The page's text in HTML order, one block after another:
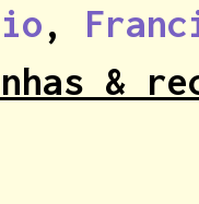
,
&